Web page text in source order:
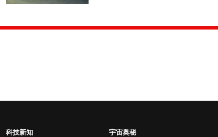
科技新知
宇宙奥秘